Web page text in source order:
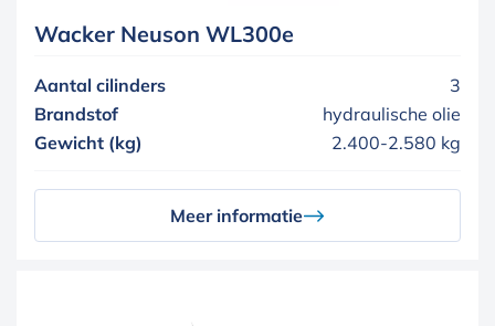
Wacker Neuson WL300e
Aantal cilinders
3
Brandstof
hydraulische olie
Gewicht (kg)
2.400-2.580 kg
Meer informatie